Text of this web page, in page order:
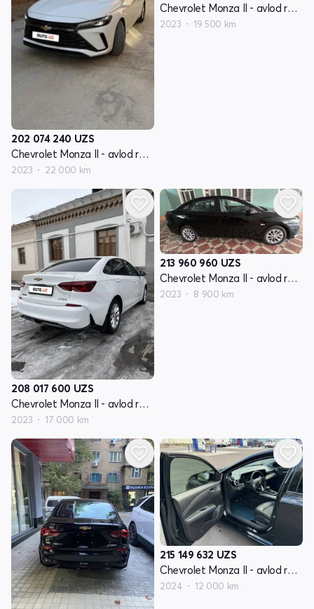
202 074 240 UZS
Chevrolet Monza II - avlod restyling
2023 22 000 km
Chevrolet Monza II - avlod restyling
2023 19 500 km
208 017 600 UZS
Chevrolet Monza II - avlod restyling
2023 17 000 km
213 960 960 UZS
Chevrolet Monza II - avlod restyling
2023 8 900 km
215 149 632 UZS
Chevrolet Monza II - avlod restyling
2024 12 000 km